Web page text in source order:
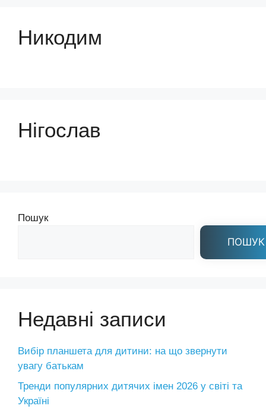
Никодим
Нігослав
Пошук
ПОШУК
Недавні записи
Вибір планшета для дитини: на що звернути
увагу батькам
Тренди популярних дитячих імен 2026 у світі та
Україні